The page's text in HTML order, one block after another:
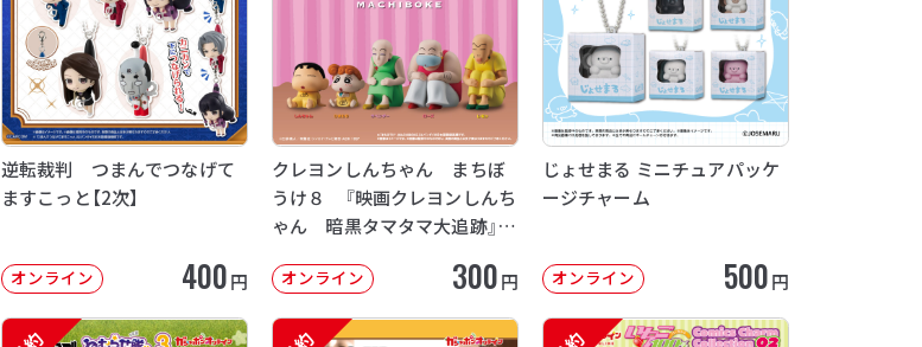
逆転裁判 つまんでつなげて
ますこっと【2次】
オンライン 400円
クレヨンしんちゃん まちぼ
うけ８ 『映画クレヨンしんち
ゃん 暗黒タマタマ大追跡』
オンライン 300円
じょせまる ミニチュアパッケ
ージチャーム
オンライン 500円